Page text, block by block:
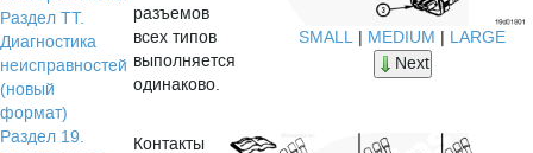
Раздел TТ.
Диагностика
неисправностей
(новый
формат)
Раздел 19.
разъемов
всех типов
выполняется
одинаково.
SMALL | MEDIUM | LARGE
Next
Контакты